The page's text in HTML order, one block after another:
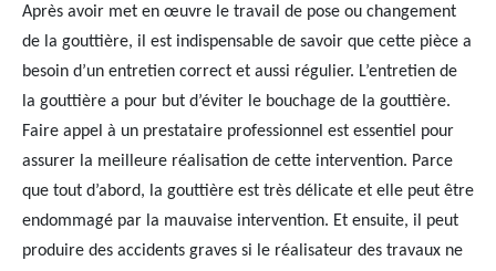
Après avoir met en œuvre le travail de pose ou changement
de la gouttière, il est indispensable de savoir que cette pièce a
besoin d’un entretien correct et aussi régulier. L’entretien de
la gouttière a pour but d’éviter le bouchage de la gouttière.
Faire appel à un prestataire professionnel est essentiel pour
assurer la meilleure réalisation de cette intervention. Parce
que tout d’abord, la gouttière est très délicate et elle peut être
endommagé par la mauvaise intervention. Et ensuite, il peut
produire des accidents graves si le réalisateur des travaux ne